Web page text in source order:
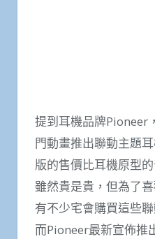
提到耳機品牌Pioneer
門動畫推出聯動主題
版的售價比耳機原型
雖然貴是貴，但為了
有不少宅會購買這些
而Pioneer最新宣佈推